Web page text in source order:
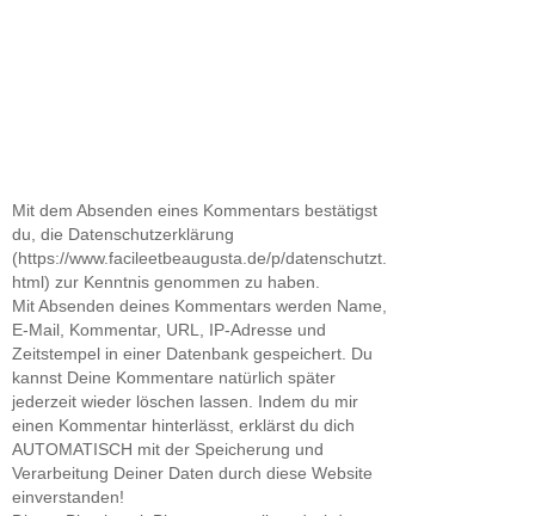
Mit dem Absenden eines Kommentars bestätigst
du, die Datenschutzerklärung
(https://www.facileetbeaugusta.de/p/datenschutzt.
html) zur Kenntnis genommen zu haben.
Mit Absenden deines Kommentars werden Name,
E-Mail, Kommentar, URL, IP-Adresse und
Zeitstempel in einer Datenbank gespeichert. Du
kannst Deine Kommentare natürlich später
jederzeit wieder löschen lassen. Indem du mir
einen Kommentar hinterlässt, erklärst du dich
AUTOMATISCH mit der Speicherung und
Verarbeitung Deiner Daten durch diese Website
einverstanden!